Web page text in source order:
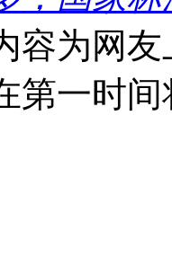
容为网
第一时